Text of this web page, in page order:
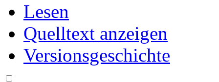
Lesen
Quelltext anzeigen
Versionsgeschichte